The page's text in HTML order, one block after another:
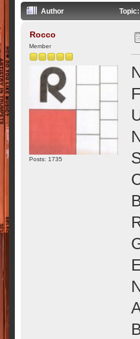
Author
Rocco
Member
Posts: 1735